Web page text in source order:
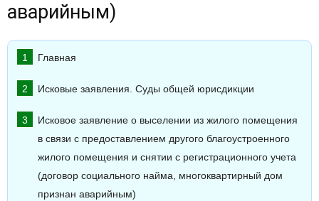
аварийным)
Главная
Исковые заявления. Суды общей юрисдикции
Исковое заявление о выселении из жилого помещения
в связи с предоставлением другого благоустроенного
жилого помещения и снятии с регистрационного учета
(договор социального найма, многоквартирный дом
признан аварийным)